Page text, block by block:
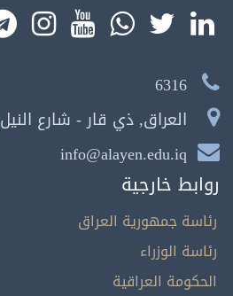
6316
العراق, ذي قار - شارع النيل
info@alayen.edu.iq
روابط خارجية
رئاسة جمهورية العراق
رئاسة الوزراء
الحكومة العراقية